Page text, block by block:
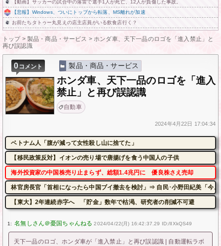
【動画】サッカーの試合中の落雷で選手1人が死亡、12人が負傷した事故。
【悲報】Windows、ついにトップから転落、MS離れが加速
お前たちタトゥー丸見えの店主店員がいる飲食店行く？
トップ> 製品・商品・サービス >ホンダ車、天下一品のロゴを「進入禁止」と
再び誤認識
0コメント 製品・商品・サービス
ホンダ車、天下一品のロゴを「進入
禁止」と再び誤認識
自動車
2024年4月22日 17:04:34
ベトナム人「腹が減って女性殺し山に捨てた」
【移民政策反対】イオンの売り場で唐揚げを食う中国人の子供
海外投資家の中国株売り止まらず、総額1.4兆円に 優良株さえ売却
林官房長官「首相になったら中国ブイ撤去を検討」⇒ 自民･小野田紀美「今
【東大】2年連続赤字へ 「貯金」数年で枯渇、研究者の削減不可避
1: 2024/04/22(月) 16:42:37.29 ID:/lIXkQS49
天下一品のロゴ、ホンダ車が「進入禁止」と再び誤認識 | 自動運転ラボ